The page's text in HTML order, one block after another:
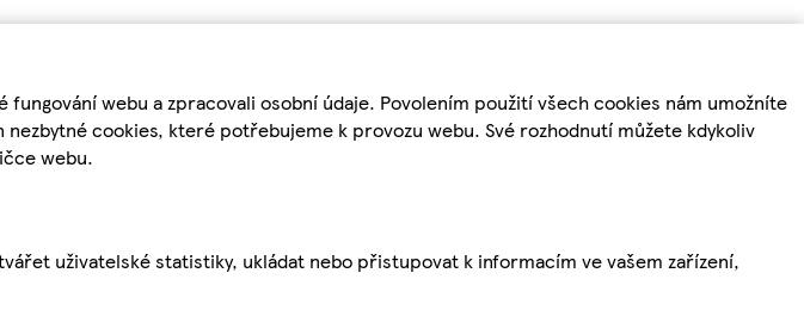
webu a zpracovali osobní údaje. Povolením použití všech cookies nám umožníte
cookies, které potřebujeme k provozu webu. Své rozhodnutí můžete kdykoliv
webu.
uživatelské statistiky, ukládat nebo přistupovat k informacím ve vašem zařízení,